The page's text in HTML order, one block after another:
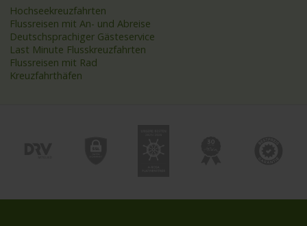
Hochseekreuzfahrten
Flussreisen mit An- und Abreise
Deutschsprachiger Gästeservice
Last Minute Flusskreuzfahrten
Flussreisen mit Rad
Kreuzfahrthäfen